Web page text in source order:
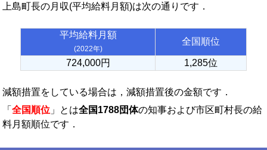
上島町長の月収(平均給料月額)は次の通りです．
平均給料月額
(2022年)
全国順位
724,000円 1,285位
減額措置をしている場合は，減額措置後の金額です．
「 全国順位 」とは全国1788団体の知事および市区町村長の給
料月額順位です．